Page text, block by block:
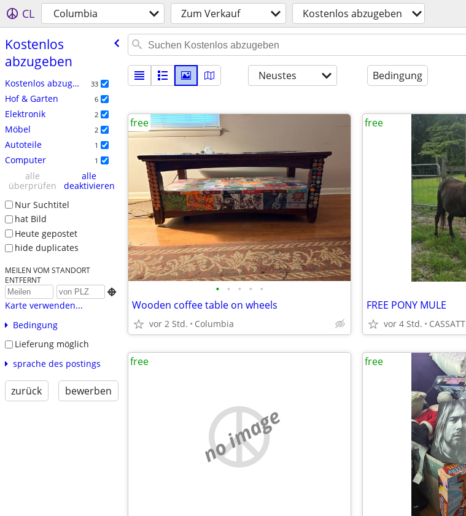
CL Columbia Zum Verkauf Kostenlos abzugeben
Kostenlos
abzugeben
Kostenlos abzugeben 33
Hof & Garten 6
Elektronik 2
Möbel 2
Autoteile 1
Computer 1
alle
überprüfen
alle
deaktivieren
Nur Suchtitel
hat Bild
Heute gepostet
hide duplicates
MEILEN VOM STANDORT
ENTFERNT

Karte verwenden...
Bedingung
Lieferung möglich
sprache des postings
zurück bewerben
Neustes Bedingung
• • • • •
Wooden coffee table on wheels
vor 2 Std. Columbia
free
FREE PONY MULE
vor 4 Std. CASSATT
free
no image
free free